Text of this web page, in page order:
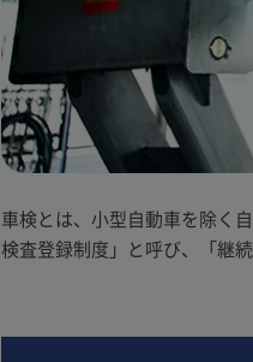
車検とは、小型自動車を除く
検査登録制度」と呼び、「継